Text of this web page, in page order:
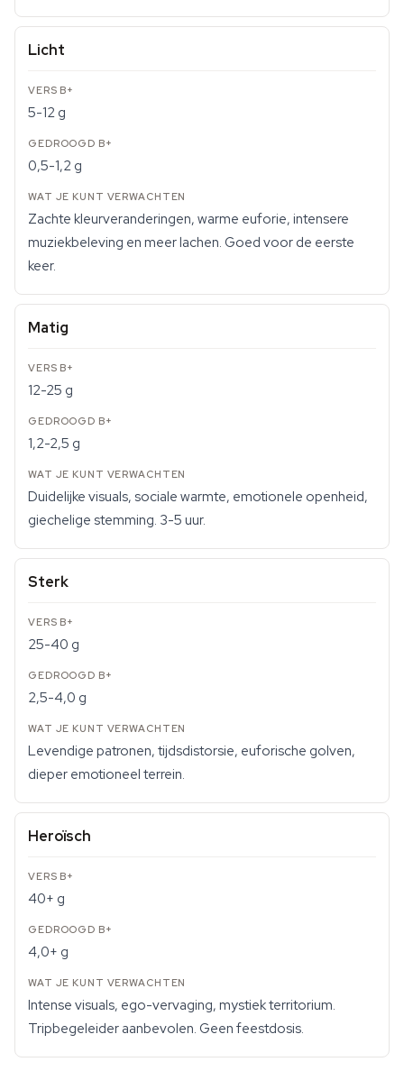
Licht
5-12 g
0,5-1,2 g
Zachte kleurveranderingen, warme euforie, intensere
muziekbeleving en meer lachen. Goed voor de eerste
keer.
Matig
12-25 g
1,2-2,5 g
Duidelijke visuals, sociale warmte, emotionele openheid,
giechelige stemming. 3-5 uur.
Sterk
25-40 g
2,5-4,0 g
Levendige patronen, tijdsdistorsie, euforische golven,
dieper emotioneel terrein.
Heroïsch
40+ g
4,0+ g
Intense visuals, ego-vervaging, mystiek territorium.
Tripbegeleider aanbevolen. Geen feestdosis.